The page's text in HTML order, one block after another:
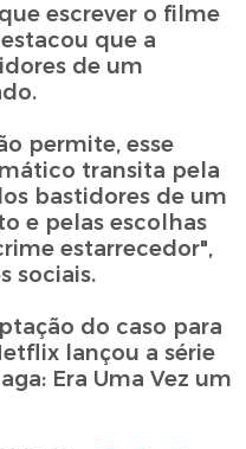
escrever o filme
que a
de um
permite, esse
transita pela
bastidores de um
e pelas escolhas
estarrecedor",
sociais.
do caso para
lançou a série
Era Uma Vez um